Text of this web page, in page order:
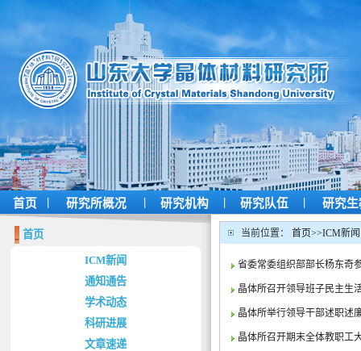
首页 | 研究所概况 | 研究机构 | 研究队伍 | 研究
首页
ICM新闻
通知通告
学术动态
科研进展
文章速递
当前位置： 首页>>ICM新闻
省委常委组织部部长杨东奇
晶体所召开领导班子民主生
晶体所举行领导干部述职述
晶体所召开期末全体教职工